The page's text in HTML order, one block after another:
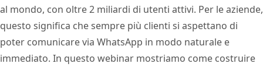
al mondo, con oltre 2 miliardi di utenti attivi. Per le aziende,
questo significa che sempre più clienti si aspettano di
poter comunicare via WhatsApp in modo naturale e
immediato. In questo webinar mostriamo come costruire